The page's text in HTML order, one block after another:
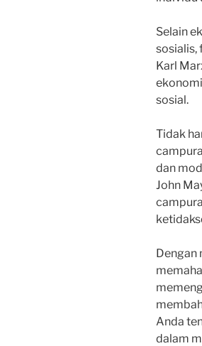
Selain
sosialis,
Karl
sosial.
Tidak
dan
John
Dengan
Anda
dalam